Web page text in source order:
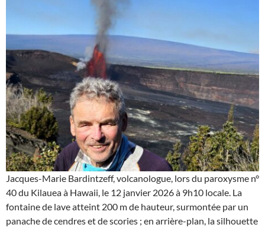
Jacques-Marie Bardintzeff, volcanologue, lors du paroxysme n°
40 du Kilauea à Hawaii, le 12 janvier 2026 à 9h10 locale. La
fontaine de lave atteint 200 m de hauteur, surmontée par un
panache de cendres et de scories ; en arrière-plan, la silhouette